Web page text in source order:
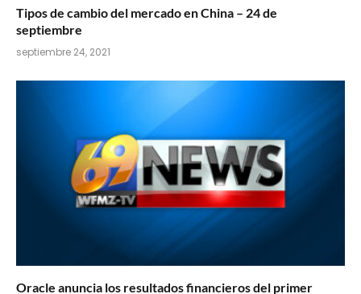
Tipos de cambio del mercado en China – 24 de
septiembre
septiembre 24, 2021
Oracle anuncia los resultados financieros del primer